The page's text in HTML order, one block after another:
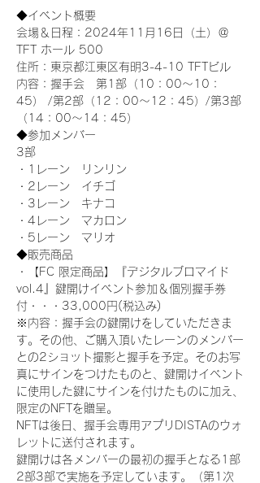
◆イベント概要
会場＆日程：2024年11月16日（土）＠
TFT ホール 500
住所：東京都江東区有明3-4-10 TFTビル
内容：握手会　第1部（10：00～10：
45） /第2部（12：00～12：45）/第3部
（14：00～14：45）
◆参加メンバー
3部
・1レーン　リンリン
・2レーン　イチゴ
・3レーン　キナコ
・4レーン　マカロン
・5レーン　マリオ
◆販売商品
・【FC 限定商品】『デジタルブロマイド
vol.4』鍵開けイベント参加＆個別握手券
付・・・33,000円(税込み)
※内容：握手会の鍵開けをしていただきま
す。その他、ご購入頂いたレーンのメンバー
との2ショット撮影と握手を予定。そのお写
真にサインをつけたものと、鍵開けイベント
に使用した鍵にサインを付けたものに加え、
限定のNFTを贈呈。
NFTは後日、握手会専用アプリDISTAのウォ
レットに送付されます。
鍵開けは各メンバーの最初の握手となる1部
2部3部で実施を予定しています。（第1次